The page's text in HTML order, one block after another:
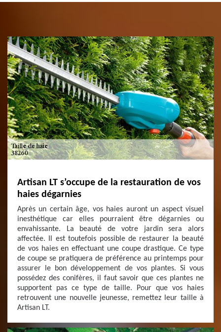
Artisan LT s’occupe de la restauration de vos
haies dégarnies
Après un certain âge, vos haies auront un aspect visuel
inesthétique car elles pourraient être dégarnies ou
envahissante. La beauté de votre jardin sera alors
affectée. Il est toutefois possible de restaurer la beauté
de vos haies en effectuant une coupe drastique. Ce type
de coupe se pratiquera de préférence au printemps pour
assurer le bon développement de vos plantes. Si vous
possédez des conifères, il faut savoir que ces plantes ne
supportent pas ce type de taille. Pour que vos haies
retrouvent une nouvelle jeunesse, remettez leur taille à
Artisan LT.